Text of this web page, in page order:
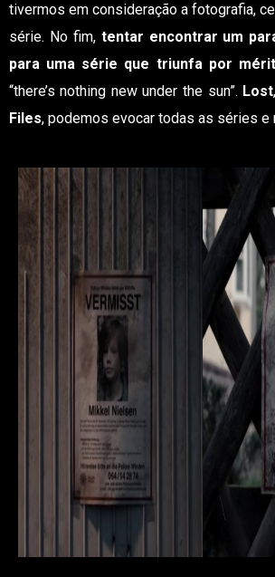
tivermos em consideração a fotografia,
série. No fim, tentar encontrar um
para uma série que triunfa por
“there’s nothing new under the sun”. Lost
Files, podemos evocar todas as séries e